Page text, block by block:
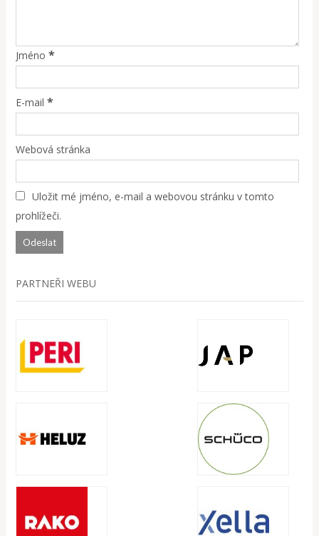
Jméno *
E-mail *
Webová stránka
Uložit mé jméno, e-mail a webovou stránku v tomto
prohlížeči.
PARTNEŘI WEBU